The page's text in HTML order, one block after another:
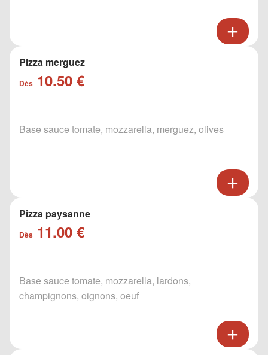
Pizza merguez
Dès 10.50 €
Base sauce tomate, mozzarella, merguez, olives
Pizza paysanne
Dès 11.00 €
Base sauce tomate, mozzarella, lardons,
champignons, oignons, oeuf